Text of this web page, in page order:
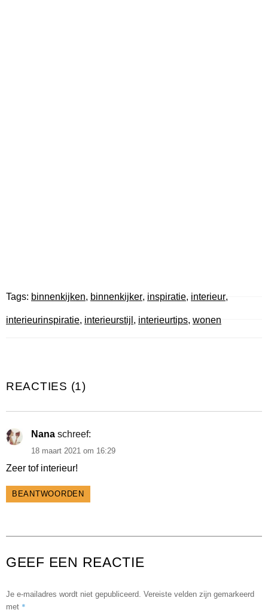
Tags: binnenkijken, binnenkijker, inspiratie, interieur,
interieurinspiratie, interieurstijl , interieurtips, wonen
REACTIES (1)
Nana schreef:
18 maart 2021 om 16:29
Zeer tof interieur!
BEANTWOORDEN
GEEF EEN REACTIE
Je e-mailadres wordt niet gepubliceerd. Vereiste velden zijn gemarkeerd
met *